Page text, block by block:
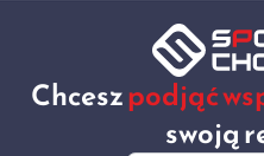
Chceszpodjąć
swoją